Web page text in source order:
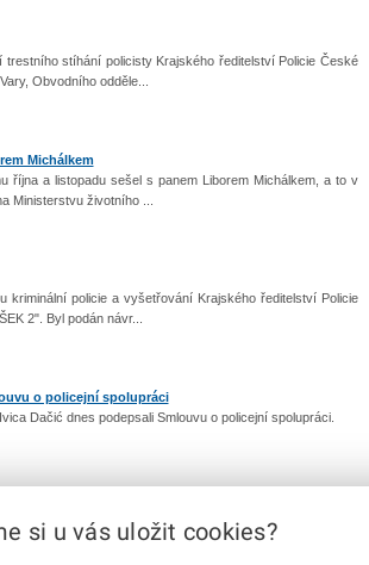
stíhání policisty Krajského ředitelství Policie České
Obvodního odděle...
Michálkem
října a listopadu sešel s panem Liborem Michálkem, a to v
Ministerstvu životního ...
kriminální policie a vyšetřování Krajského ředitelství Policie
2". Byl podán návr...
o policejní spolupráci
Dačić dnes podepsali Smlouvu o policejní spolupráci.
si u vás uložit cookies?